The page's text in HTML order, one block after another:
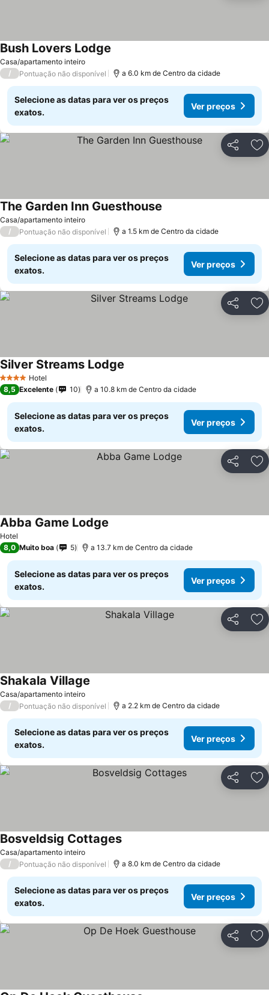
Casa/apartamento inteiro
Bush Lovers Lodge
/ Pontuação não disponível a 6.0 km de Centro da cidade
Selecione as datas para ver os preços
exatos.
Ver preços
Partilhar
Casa/apartamento inteiro
The Garden Inn Guesthouse
/ Pontuação não disponível a 1.5 km de Centro da cidade
Selecione as datas para ver os preços
exatos.
Ver preços
Partilhar
4 EstrelasHotel
Silver Streams Lodge
8,5 Excelente 10 a 10.8 km de Centro da cidade
Selecione as datas para ver os preços
exatos.
Ver preços
Partilhar
Hotel
Abba Game Lodge
8,0 Muito boa 5 a 13.7 km de Centro da cidade
Selecione as datas para ver os preços
exatos.
Ver preços
Partilhar
Casa/apartamento inteiro
Shakala Village
/ Pontuação não disponível a 2.2 km de Centro da cidade
Selecione as datas para ver os preços
exatos.
Ver preços
Partilhar
Casa/apartamento inteiro
Bosveldsig CottagesVer preços
/ Pontuação não disponível a 8.0 km de Centro da cidade
Selecione as datas para ver os preços
exatos.
Ver preços
Partilhar